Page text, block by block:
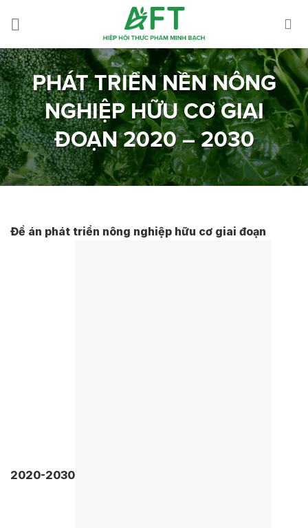
PHÁT TRIỂN NỀN NÔNG
NGHIỆP HỮU CƠ GIAI
ĐOẠN 2020 – 2030
Đề án phát triển nông nghiệp hữu cơ giai đoạn
2020-2030